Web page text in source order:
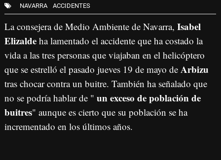
NAVARRA ACCIDENTES
La consejera de Medio Ambiente de Navarra, Isabel
Elizalde ha lamentado el accidente que ha costado la
vida a las tres personas que viajaban en el helicóptero
que se estrelló el pasado jueves 19 de mayo de Arbizu
tras chocar contra un buitre. También ha señalado que
no se podría hablar de " un exceso de población de
buitres" aunque es cierto que su población se ha
incrementado en los últimos años.